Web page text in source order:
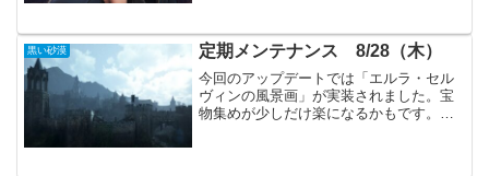
ッチが当たっています。メンテ後すぐに
ログインしたままの方は、...
黒い砂漠 定期メンテナンス 8/28（木）
今回のアップデートでは「エルラ・セル
ヴィンの風景画」が実装されました。宝
物集めが少しだけ楽になるかもです。新